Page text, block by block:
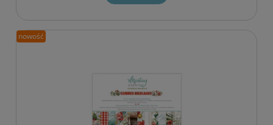
nowość